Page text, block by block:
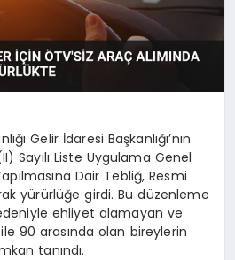
Gelir İdaresi Başkanlığı’nın
Sayılı Liste Uygulama Genel
Dair Tebliğ, Resmi
yürürlüğe girdi. Bu düzenleme
ehliyet alamayan ve
90 arasında olan bireylerin
tanındı.